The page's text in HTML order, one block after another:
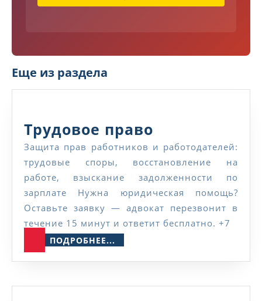
Еще из раздела
Трудовое право
право
Защита прав работников и работодателей:
трудовые споры, восстановление на
работе, взыскание задолженности по
зарплате Нужна юридическая помощь?
Оставьте заявку — адвокат перезвонит в
течение 15 минут и ответит бесплатно. +7
ПОДРОБНЕЕ...